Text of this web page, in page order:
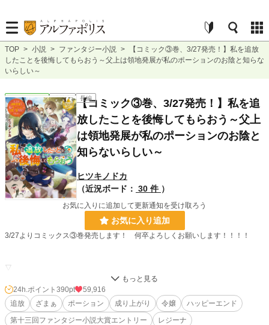
TOP > 小説 > ファンタジー小説 >
【コミック③巻、3/27発売！】私を追放
したことを後悔してもらおう～父上は領地発展が私のポーションのお陰と知らな
いらしい～
ファンタジー 連載中 長編
【コミック③巻、3/27発売！】私を追
放したことを後悔してもらおう～父上
は領地発展が私のポーションのお陰と
知らないらしい～
ヒツキノドカ
（近況ボード： 30 件 ）
お気に入りに追加して更新通知を受け取ろう
お気に入り追加
3/27よりコミックス③巻発売します！ 何卒よろしくお願いします！！！！
▽
伯爵令嬢アリシアは、魔法薬(ポーション)研究が何より好きな『研究令嬢』だ
った。
24h.ポイント 390pt
59,916
追放
ざまぁ ポーション 成り上がり 令嬢
ハッピーエンド
第十三回ファンタジー小説大賞エントリー
レジーナ